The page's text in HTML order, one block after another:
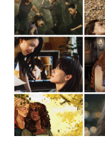
b
r